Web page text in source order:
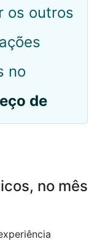
os outros
no
de
no mês